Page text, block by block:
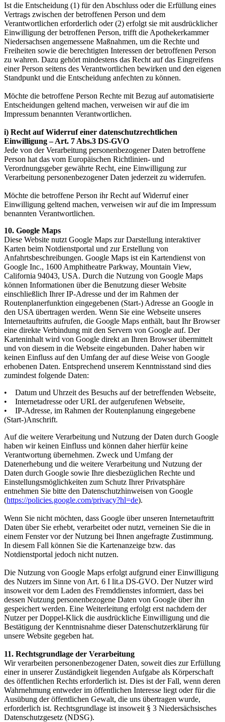
Ist die Entscheidung (1) für den Abschluss oder die Erfüllung eines
Vertrags zwischen der betroffenen Person und dem
Verantwortlichen erforderlich oder (2) erfolgt sie mit ausdrücklicher
Einwilligung der betroffenen Person, trifft die Apothekerkammer
Niedersachsen angemessene Maßnahmen, um die Rechte und
Freiheiten sowie die berechtigten Interessen der betroffenen Person
zu wahren. Dazu gehört mindestens das Recht auf das Eingreifens
einer Person seitens des Verantwortlichen bewirken und den eigenen
Standpunkt und die Entscheidung anfechten zu können.
Möchte die betroffene Person Rechte mit Bezug auf automatisierte
Entscheidungen geltend machen, verweisen wir auf die im
Impressum benannten Verantwortlichen.
i) Recht auf Widerruf einer datenschutzrechtlichen
Einwilligung – Art. 7 Abs.3 DS-GVO
Jede von der Verarbeitung personenbezogener Daten betroffene
Person hat das vom Europäischen Richtlinien- und
Verordnungsgeber gewährte Recht, eine Einwilligung zur
Verarbeitung personenbezogener Daten jederzeit zu widerrufen.
Möchte die betroffene Person ihr Recht auf Widerruf einer
Einwilligung geltend machen, verweisen wir auf die im Impressum
benannten Verantwortlichen.
10. Google Maps
Diese Website nutzt Google Maps zur Darstellung interaktiver
Karten beim Notdienstportal und zur Erstellung von
Anfahrtsbeschreibungen. Google Maps ist ein Kartendienst von
Google Inc., 1600 Amphitheatre Parkway, Mountain View,
California 94043, USA. Durch die Nutzung von Google Maps
können Informationen über die Benutzung dieser Website
einschließlich Ihrer IP-Adresse und der im Rahmen der
Routenplanerfunktion eingegebenen (Start-) Adresse an Google in
den USA übertragen werden. Wenn Sie eine Webseite unseres
Internetauftritts aufrufen, die Google Maps enthält, baut Ihr Browser
eine direkte Verbindung mit den Servern von Google auf. Der
Karteninhalt wird von Google direkt an Ihren Browser übermittelt
und von diesem in die Webseite eingebunden. Daher haben wir
keinen Einfluss auf den Umfang der auf diese Weise von Google
erhobenen Daten. Entsprechend unserem Kenntnisstand sind dies
zumindest folgende Daten:
• Datum und Uhrzeit des Besuchs auf der betreffenden Webseite,
• Internetadresse oder URL der aufgerufenen Webseite,
• IP-Adresse, im Rahmen der Routenplanung eingegebene
(Start-)Anschrift.
Auf die weitere Verarbeitung und Nutzung der Daten durch Google
haben wir keinen Einfluss und können daher hierfür keine
Verantwortung übernehmen. Zweck und Umfang der
Datenerhebung und die weitere Verarbeitung und Nutzung der
Daten durch Google sowie Ihre diesbezüglichen Rechte und
Einstellungsmöglichkeiten zum Schutz Ihrer Privatsphäre
entnehmen Sie bitte den Datenschutzhinweisen von Google
(https://policies.google.com/privacy?hl=de).
Wenn Sie nicht möchten, dass Google über unseren Internetauftritt
Daten über Sie erhebt, verarbeitet oder nutzt, verneinen Sie die in
einem Fenster vor der Nutzung bei Ihnen angefragte Zustimmung.
In diesem Fall können Sie die Kartenanzeige bzw. das
Notdienstportal jedoch nicht nutzen.
Die Nutzung von Google Maps erfolgt aufgrund einer Einwilligung
des Nutzers im Sinne von Art. 6 I lit.a DS-GVO. Der Nutzer wird
insoweit vor dem Laden des Fremddienstes informiert, dass bei
dessen Nutzung personenbezogene Daten von Google über ihn
gespeichert werden. Eine Weiterleitung erfolgt erst nachdem der
Nutzer per Doppel-Klick die ausdrückliche Einwilligung und die
Bestätigung der Kenntnisnahme dieser Datenschutzerklärung für
unsere Website gegeben hat.
11. Rechtsgrundlage der Verarbeitung
Wir verarbeiten personenbezogener Daten, soweit dies zur Erfüllung
einer in unserer Zuständigkeit liegenden Aufgabe als Körperschaft
des öffentlichen Rechts erforderlich ist. Dies ist der Fall, wenn deren
Wahrnehmung entweder im öffentlichen Interesse liegt oder für die
Ausübung der öffentlichen Gewalt, die uns übertragen wurde,
erforderlich ist. Rechtsgrundlage ist insoweit § 3 Niedersächsisches
Datenschutzgesetz (NDSG).